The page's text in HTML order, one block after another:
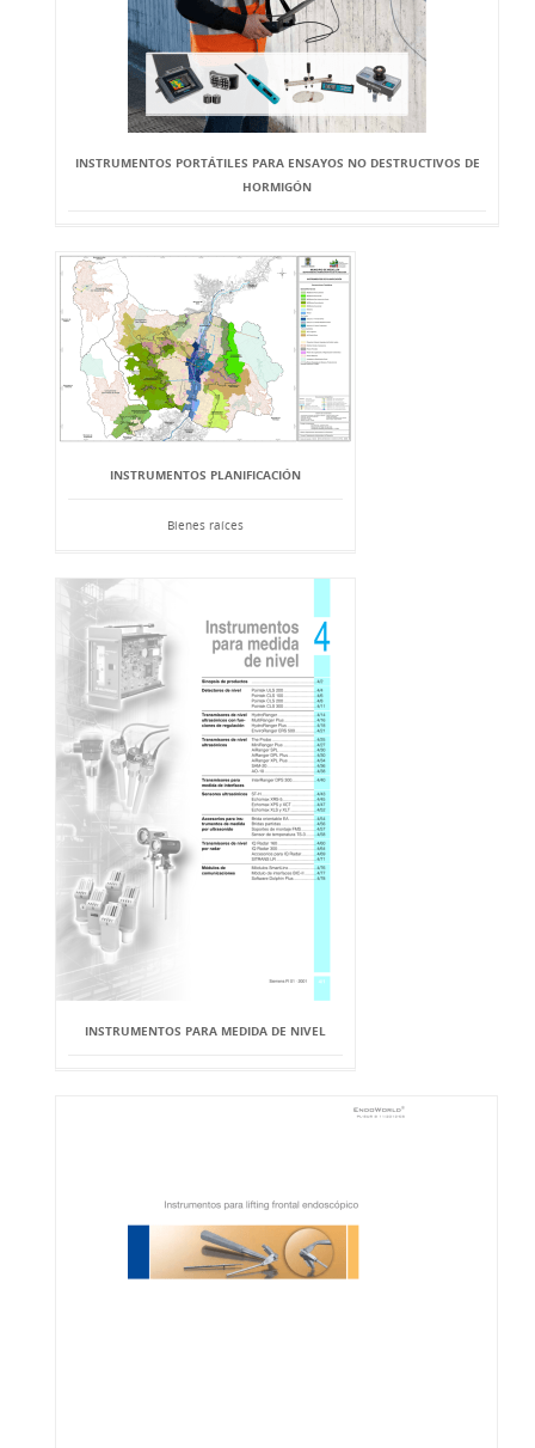
INSTRUMENTOS PORTÁTILES PARA ENSAYOS NO DESTRUCTIVOS DE
HORMIGÓN
INSTRUMENTOS PLANIFICACIÓN
Bienes raíces
INSTRUMENTOS PARA MEDIDA DE NIVEL